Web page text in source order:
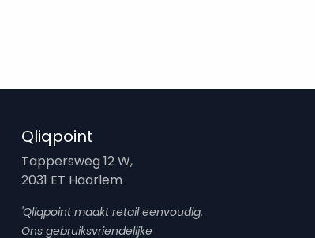
Qliqpoint
Tappersweg 12 W,
2031 ET Haarlem
'Qliqpoint maakt retail eenvoudig.
Ons gebruiksvriendelijke